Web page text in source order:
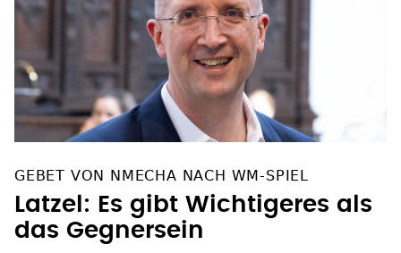
GEBET VON NMECHA NACH WM-SPIEL
Latzel: Es gibt Wichtigeres als
das Gegnersein